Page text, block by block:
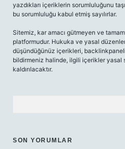
yazdıkları içeriklerin sorumluluğunu
bu sorumluluğu kabul etmiş sayılırlar.
Sitemiz, kar amacı gütmeyen ve
platformudur. Hukuka ve yasal
düşündüğünüz içerikleri,
bildirmeniz halinde, ilgili içerikler yasal
kaldırılacaktır.
SON YORUMLAR